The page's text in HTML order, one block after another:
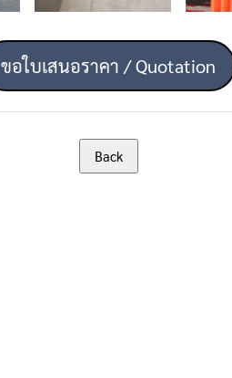
ขอใบเสนอราคา / Quotation